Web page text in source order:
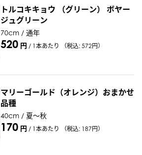
トルコキキョウ （グリーン） ボヤー
ジュグリーン
70cm / 通年
520 円 / 1本あたり （税込: 572円）
マリーゴールド（オレンジ）おまかせ
品種
40cm / 夏～秋
170 円 / 1本あたり （税込: 187円）